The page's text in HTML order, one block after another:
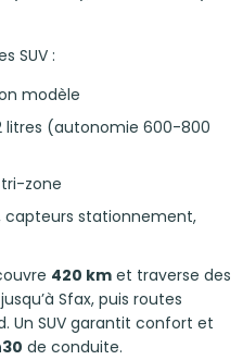
SUV :
modèle
litres (autonomie 600-800
zone
capteurs stationnement,
420 km et traverse des
Sfax, puis routes
Un SUV garantit confort et
de conduite.